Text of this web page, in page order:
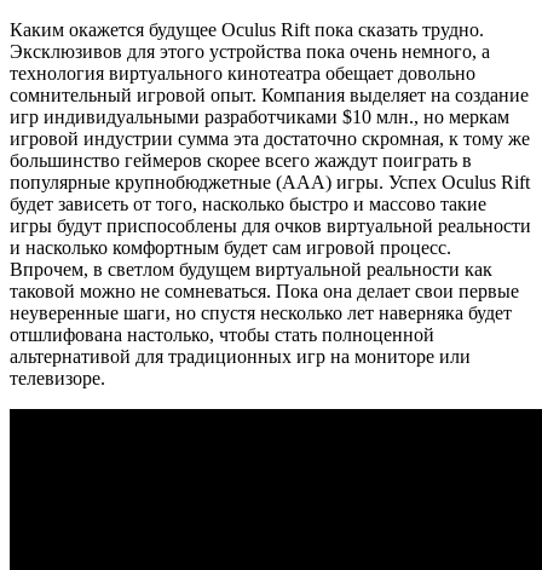
Каким окажется будущее Oculus Rift пока сказать трудно.
Эксклюзивов для этого устройства пока очень немного, а
технология виртуального кинотеатра обещает довольно
сомнительный игровой опыт. Компания выделяет на создание
игр индивидуальными разработчиками $10 млн., но меркам
игровой индустрии сумма эта достаточно скромная, к тому же
большинство геймеров скорее всего жаждут поиграть в
популярные крупнобюджетные (ААА) игры. Успех Oculus Rift
будет зависеть от того, насколько быстро и массово такие
игры будут приспособлены для очков виртуальной реальности
и насколько комфортным будет сам игровой процесс.
Впрочем, в светлом будущем виртуальной реальности как
таковой можно не сомневаться. Пока она делает свои первые
неуверенные шаги, но спустя несколько лет наверняка будет
отшлифована настолько, чтобы стать полноценной
альтернативой для традиционных игр на мониторе или
телевизоре.